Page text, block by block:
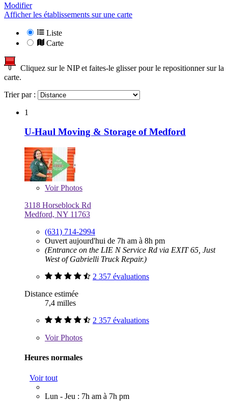
Modifier
Afficher les établissements sur une carte
Liste
Carte
Cliquez sur le NIP et faites-le glisser pour le repositionner sur la
carte.
Trier par :
1
U-Haul Moving & Storage of Medford
VoirPhotos
3118 Horseblock Rd
Medford, NY 11763
(631) 714-2994
Ouvert aujourd'hui de 7h am à 8h pm
(Entrance on the LIE N Service Rd via EXIT 65, Just
West of Gabrielli Truck Repair.)
2 357 évaluations
Distance estimée
7,4 milles
2 357 évaluations
VoirPhotos
Heures normales
Voir tout
Lun - Jeu : 7h am à 7h pm